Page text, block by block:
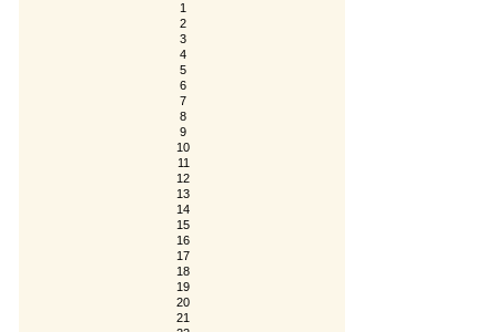
1
2
3
4
5
6
7
8
9
10
11
12
13
14
15
16
17
18
19
20
21